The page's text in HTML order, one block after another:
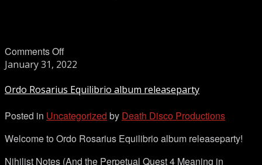
Comments Offon
Ordo
Equilibrio
releaseparty
January 31, 2022
Ordo Rosarius Equilibrio album releaseparty
Posted in Uncategorized by Death Disco Productions
Welcome to Ordo Rosarius Equilibrio album releaseparty!
Nihilist Notes (And the Perpetual Quest 4 Meaning in